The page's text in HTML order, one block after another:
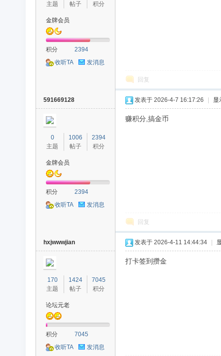
主题
帖子
积分
金牌会员
积分
2394
收听TA
发消息
回复
591669128
0
主题
1006
帖子
2394
积分
金牌会员
积分
2394
收听TA
发消息
发表于 2026-4-7 16:17:26 显
赚积分,搞金币
回复
hxjwwwjian
170
主题
1424
帖子
7045
积分
论坛元老
积分
7045
收听TA
发消息
发表于 2026-4-11 14:44:34
打卡签到攒金